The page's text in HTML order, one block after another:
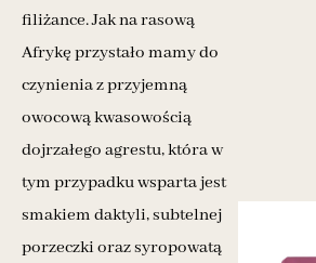
filiżance. Jak na rasową
Afrykę przystało mamy do
czynienia z przyjemną
owocową kwasowością
dojrzałego agrestu, która w
tym przypadku wsparta jest
smakiem daktyli, subtelnej
porzeczki oraz syropowatą